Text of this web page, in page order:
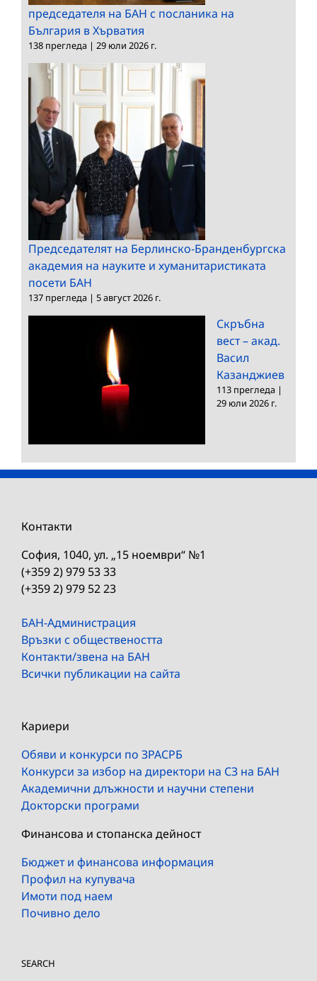
председателя на БАН с посланика на
България в Хърватия
138 прегледа | 29 юли 2026 г.
Председателят на Берлинско-Бранденбургска
академия на науките и хуманитаристиката
посети БАН
137 прегледа | 5 август 2026 г.
Скръбна
вест – акад.
Васил
Казанджиев
113 прегледа |
29 юли 2026 г.
Контакти
София, 1040, ул. „15 ноември“ №1
(+359 2) 979 53 33
(+359 2) 979 52 23
БАН-Администрация
Връзки с обществеността
Контакти/звена на БАН
Всички публикации на сайта
Кариери
Обяви и конкурси по ЗРАСРБ
Конкурси за избор на директори на СЗ на БАН
Академични длъжности и научни степени
Докторски програми
Финансова и стопанска дейност
Бюджет и финансова информация
Профил на купувача
Имоти под наем
Почивно дело
SEARCH